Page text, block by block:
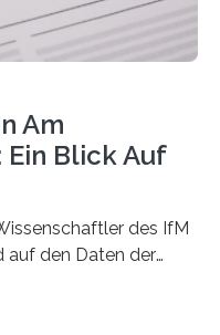
Am
Blick Auf
des IfM
auf den Daten der
von